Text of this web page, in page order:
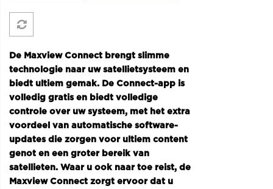
De Maxview Connect brengt slimme
technologie naar uw satellietsysteem en
biedt ultiem gemak. De Connect-app is
volledig gratis en biedt volledige
controle over uw systeem, met het extra
voordeel van automatische software-
updates die zorgen voor ultiem content
genot en een groter bereik van
satellieten. Waar u ook naar toe reist, de
Maxview Connect zorgt ervoor dat u